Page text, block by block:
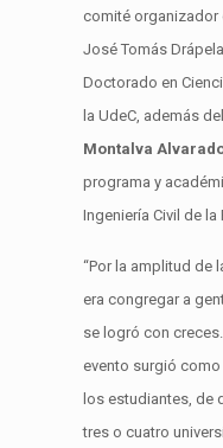
comité organizador
José Tomás
Doctorado en
la UdeC, además del
Montalva
programa y
Ingeniería Civil de la
“Por la amplitud de
era congregar a
se logró con
evento surgió
los estudiantes, de
tres o cuatro